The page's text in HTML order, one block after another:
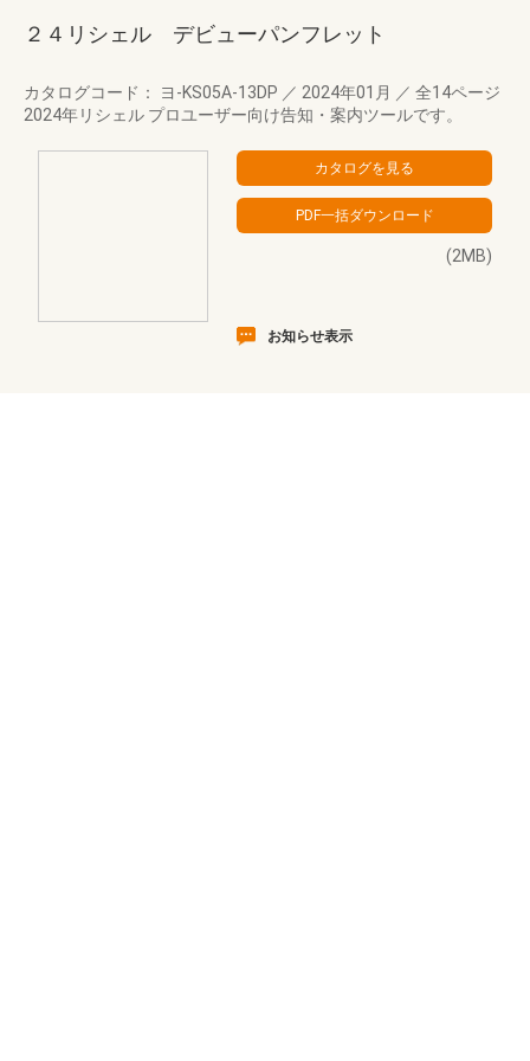
２４リシェル デビューパンフレット
カタログコード： ヨ-KS05A-13DP ／ 2024年01月 ／ 全14ページ
2024年リシェル プロユーザー向け告知・案内ツールです。
(2MB)
お知らせ表示